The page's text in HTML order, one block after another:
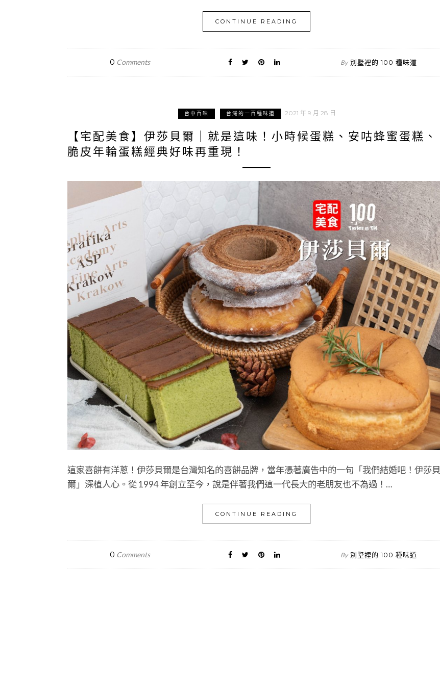
CONTINUE READING
0 Comments By 別墅裡的 100 種味道
台中百味 台灣的一百種味道 2021 年 9 月 28 日
【宅配美食】伊莎貝爾｜就是這味！小時候蛋糕、安咕蜂蜜蛋糕、
脆皮年輪蛋糕經典好味再重現！
這家喜餅有洋蔥！伊莎貝爾是台灣知名的喜餅品牌，當年憑著廣告中的一句「我們結婚吧！伊莎貝
爾」深植人心。從 1994 年創立至今，說是伴著我們這一代長大的老朋友也不為過！…
CONTINUE READING
0 Comments By 別墅裡的 100 種味道